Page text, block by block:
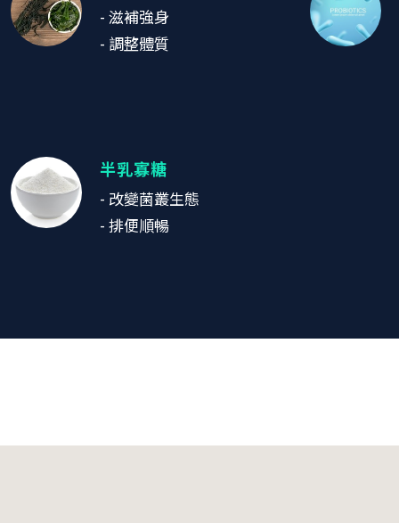
- 滋補強身
- 調整體質
半乳寡糖
- 改變菌叢生態
- 排便順暢